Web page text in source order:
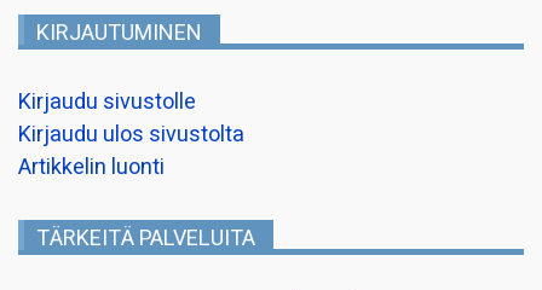
KIRJAUTUMINEN
Kirjaudu sivustolle
Kirjaudu ulos sivustolta
Artikkelin luonti
TÄRKEITÄ PALVELUITA